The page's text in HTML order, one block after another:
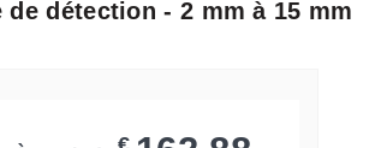
détection - 2 mm à 15 mm